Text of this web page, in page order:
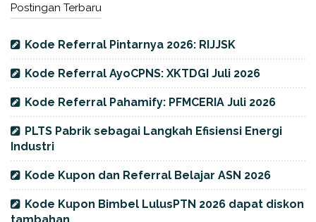
Postingan Terbaru
Kode Referral Pintarnya 2026: RIJJSK
Kode Referral AyoCPNS: XKTDGI Juli 2026
Kode Referral Pahamify: PFMCERIA Juli 2026
PLTS Pabrik sebagai Langkah Efisiensi Energi
Industri
Kode Kupon dan Referral Belajar ASN 2026
Kode Kupon Bimbel LulusPTN 2026 dapat diskon